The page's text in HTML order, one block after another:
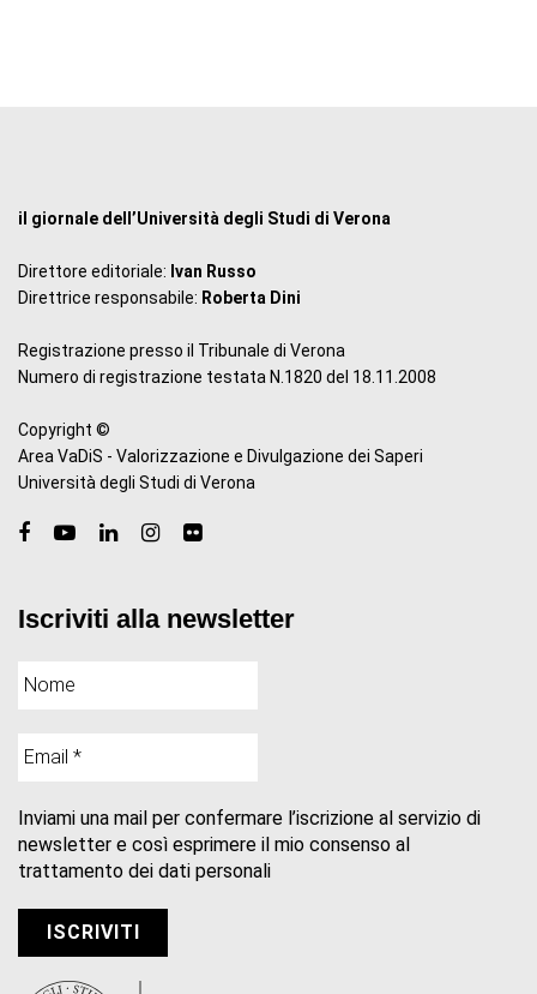
il giornale dell’Università degli Studi di Verona
Direttore editoriale: Ivan Russo
Direttrice responsabile: Roberta Dini
Registrazione presso il Tribunale di Verona
Numero di registrazione testata N.1820 del 18.11.2008
Copyright ©
Area VaDiS - Valorizzazione e Divulgazione dei Saperi
Università degli Studi di Verona
Iscriviti alla newsletter
Inviami una mail per confermare l’iscrizione al servizio di
newsletter e così esprimere il mio consenso al
trattamento dei dati personali